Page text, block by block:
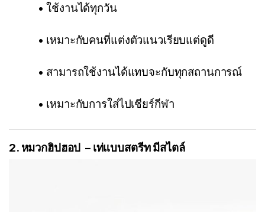
• ใช้งานได้ทุกวัน
• เหมาะกับคนที่แต่งตัวแนวเรียบแต่ดูดี
• สามารถใช้งานได้แทบจะกับทุกสถานการณ์
• เหมาะกับการใส่ไปเชียร์กีฬา
2. หมวกฮิปฮอป – เท่แบบสตรีท มีสไตล์